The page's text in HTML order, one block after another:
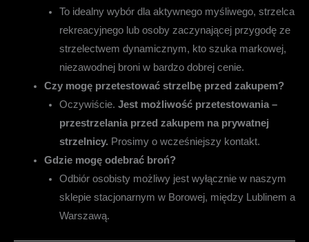
To idealny wybór dla aktywnego myśliwego, strzelca
rekreacyjnego lub osoby zaczynającej przygodę ze
strzelectwem dynamicznym, kto szuka markowej,
niezawodnej broni w bardzo dobrej cenie.
Czy mogę przetestować strzelbę przed zakupem?
Oczywiście. Jest możliwość przetestowania –
przestrzelania przed zakupem na prywatnej
strzelnicy. Prosimy o wcześniejszy kontakt.
Gdzie mogę odebrać broń?
Odbiór osobisty możliwy jest wyłącznie w naszym
sklepie stacjonarnym w Borowej, między Lublinem a
Warszawą.